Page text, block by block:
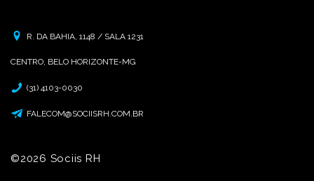
R. DA BAHIA, 1148 / SALA 1231
CENTRO, BELO HORIZONTE-MG
(31) 4103-0030
FALECOM@SOCIISRH.COM.BR
©2026 Sociis RH